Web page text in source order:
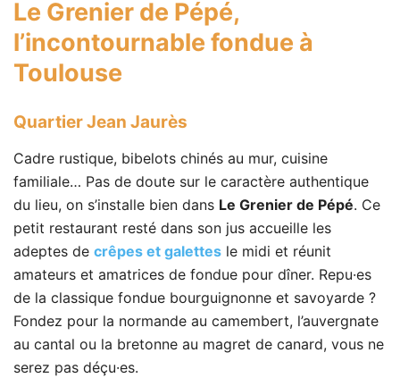
Le Grenier de Pépé,
l’incontournable fondue à
Toulouse
Quartier Jean Jaurès
Cadre rustique, bibelots chinés au mur, cuisine
familiale… Pas de doute sur le caractère authentique
du lieu, on s’installe bien dans Le Grenier de Pépé. Ce
petit restaurant resté dans son jus accueille les
adeptes de crêpes et galettes le midi et réunit
amateurs et amatrices de fondue pour dîner. Repu·es
de la classique fondue bourguignonne et savoyarde ?
Fondez pour la normande au camembert, l’auvergnate
au cantal ou la bretonne au magret de canard, vous ne
serez pas déçu·es.